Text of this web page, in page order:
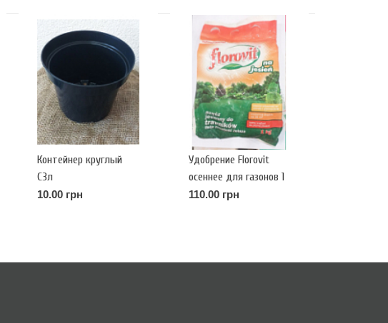
Контейнер круглый
С3л
10.00 грн
Удобрение Florovit
осеннее для газонов 1
кг
110.00 грн